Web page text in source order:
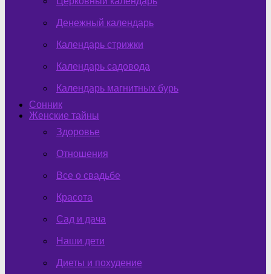
Денежный календарь
Календарь стрижки
Календарь садовода
Календарь магнитных бурь
Сонник
Женские тайны
Здоровье
Отношения
Все о свадьбе
Красота
Сад и дача
Наши дети
Диеты и похудение